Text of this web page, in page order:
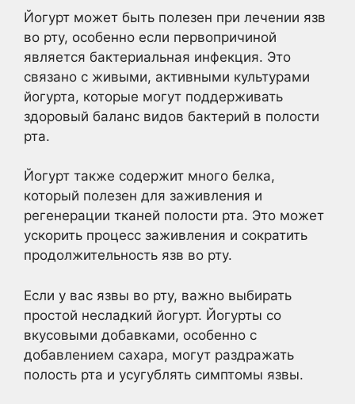
Йогурт может быть полезен при лечении язв
во рту, особенно если первопричиной
является бактериальная инфекция. Это
связано с живыми, активными культурами
йогурта, которые могут поддерживать
здоровый баланс видов бактерий в полости
рта.
Йогурт также содержит много белка,
который полезен для заживления и
регенерации тканей полости рта. Это может
ускорить процесс заживления и сократить
продолжительность язв во рту.
Если у вас язвы во рту, важно выбирать
простой несладкий йогурт. Йогурты со
вкусовыми добавками, особенно с
добавлением сахара, могут раздражать
полость рта и усугублять симптомы язвы.